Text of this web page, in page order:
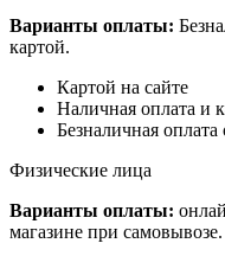
Варианты оплаты:
картой.
Картой на сайте
Наличная оплата и
Безналичная
Физические лица
Варианты оплаты:
магазине при